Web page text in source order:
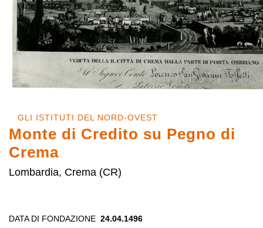
GLI ISTITUTI DEL NORD-OVEST
Monte di Credito su Pegno di
Crema
Lombardia, Crema (CR)
DATA DI FONDAZIONE 24.04.1496